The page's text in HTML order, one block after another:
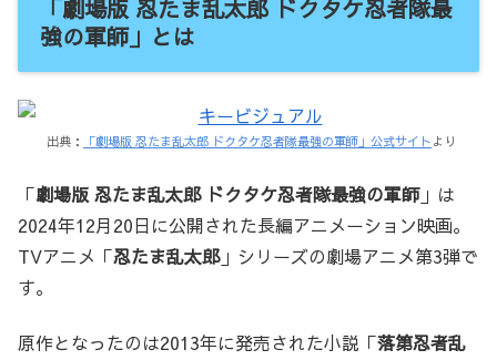
「劇場版 忍たま乱太郎 ドクタケ忍者隊最
強の軍師」とは
出典： 「劇場版 忍たま乱太郎 ドクタケ忍者隊最強の軍師」公式サイト より
「劇場版 忍たま乱太郎 ドクタケ忍者隊最強の軍師」は
2024年12月20日に公開された長編アニメーション映画。
TVアニメ「忍たま乱太郎」シリーズの劇場アニメ第3弾で
す。
原作となったのは2013年に発売された小説「落第忍者乱